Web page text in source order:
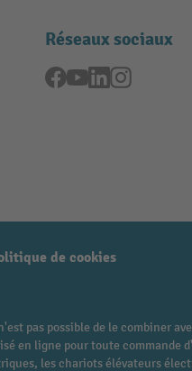
Réseaux sociaux
Facebook
YouTubeLinkedInInstagram
de cookies
pas possible de le combiner
ligne pour toute commande
les chariots élévateurs